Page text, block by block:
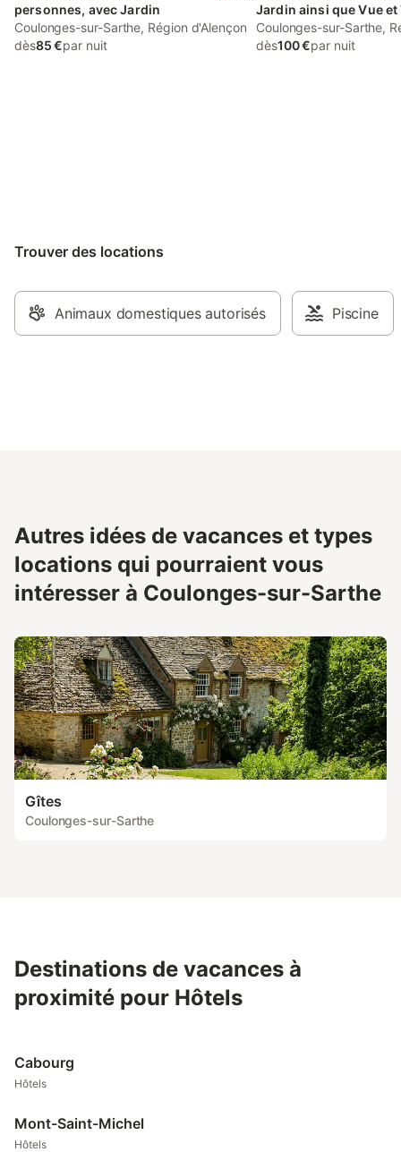
personnes, avec Jardin
Coulonges-sur-Sarthe, Région d'Alençon
dès85 €par nuit
Jardin ainsi que Vue et
lac
Coulonges-sur-Sarthe,
dès100 €par nuit
Trouver des locations
Animaux domestiques autorisés Piscine
Autres idées de vacances et types
locations qui pourraient vous
intéresser à Coulonges-sur-Sarthe
Gîtes
Coulonges-sur-Sarthe
Destinations de vacances à
proximité pour Hôtels
Cabourg
Hôtels
Mont-Saint-Michel
Hôtels